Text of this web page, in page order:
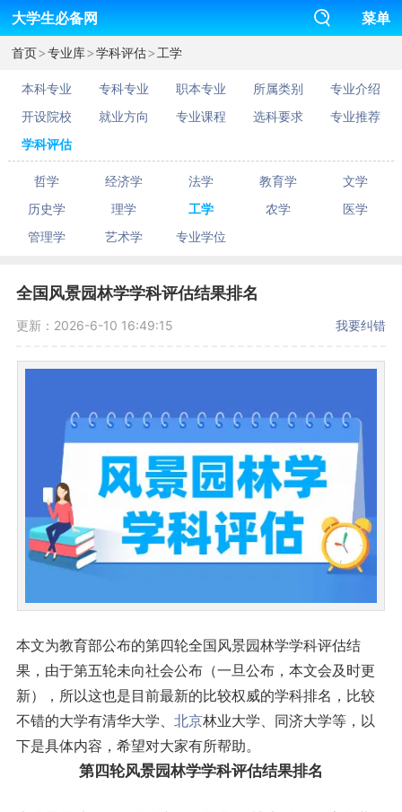
大学生必备网 菜单
首页>专业库>学科评估>工学
本科专业 专科专业 职本专业 所属类别
专业介绍
开设院校
就业方向 专业课程 选科要求
专业推荐
学科评估
哲学 经济学 法学 教育学
文学
历史学
理学 工学 农学
医学
管理学
艺术学 专业学位
全国风景园林学学科评估结果排名
更新：2026-6-10 16:49:15 我要纠错
本文为教育部公布的第四轮全国风景园林学学科评估结
果，由于第五轮未向社会公布（一旦公布，本文会及时更
新），所以这也是目前最新的比较权威的学科排名，比较
不错的大学有清华大学、 北京林业大学、同济大学等，以
下是具体内容，希望对大家有所帮助。
第四轮风景园林学学科评估结果排名